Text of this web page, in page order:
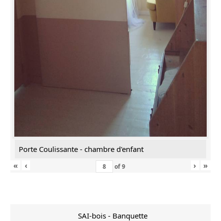
Porte Coulissante - chambre d'enfant
«
‹ of9 › »
SAI-bois - Banquette